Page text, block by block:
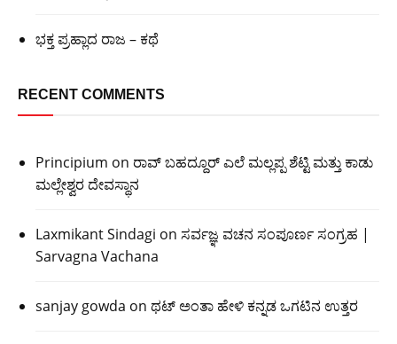
ಭಕ್ತ ಪ್ರಹ್ಲಾದ ರಾಜ – ಕಥೆ
RECENT COMMENTS
Principium on ರಾವ್ ಬಹದ್ದೂರ್ ಎಲೆ ಮಲ್ಲಪ್ಪ ಶೆಟ್ಟಿ ಮತ್ತು ಕಾಡು
ಮಲ್ಲೇಶ್ವರ ದೇವಸ್ಥಾನ
Laxmikant Sindagi on ಸರ್ವಜ್ಞ ವಚನ ಸಂಪೂರ್ಣ ಸಂಗ್ರಹ |
Sarvagna Vachana
sanjay gowda on ಥಟ್ ಅಂತಾ ಹೇಳಿ ಕನ್ನಡ ಒಗಟಿನ ಉತ್ತರ